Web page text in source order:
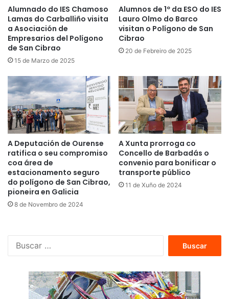
Alumnado do IES Chamoso
Lamas do Carballiño visita
a Asociación de
Empresarios del Polígono
de San Cibrao
15 de Marzo de 2025
Alumnos de 1º da ESO do IES
Lauro Olmo do Barco
visitan o Polígono de San
Cibrao
20 de Febreiro de 2025
A Deputación de Ourense
ratifica o seu compromiso
coa área de
estacionamento seguro
do polígono de San Cibrao,
pioneira en Galicia
8 de Novembro de 2024
A Xunta prorroga co
Concello de Barbadás o
convenio para bonificar o
transporte público
11 de Xuño de 2024
c
a
r